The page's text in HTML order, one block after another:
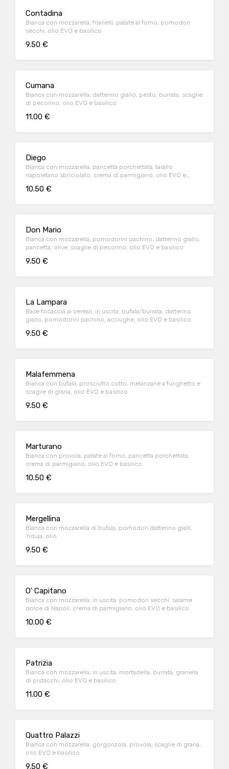
Contadina
Bianca con mozzarella, friarielli, patate al forno, pomodori
secchi, olio EVO e basilico
9.50 €
Cumana
Bianca con mozzarella, datterino giallo, pesto, burrata, scaglie
di pecorino, olio EVO e basilico
11.00 €
Diego
Bianca con mozzarella, pancetta porchettata, tarallo
napoletano sbriciolato, crema di parmigiano, olio EVO e
10.50 €
Don Mario
Bianca con mozzarella, pomodorini pachino, datterino giallo,
pancetta, olive, scaglie di pecorino, olio EVO e basilico
9.50 €
La Lampara
Base focaccia ai cereali; in uscita: bufala/burrata, datterino
giallo, pomodorini pachino, acciughe, olio EVO e basilico
9.50 €
Malafemmena
Bianca con bufala, prosciutto cotto, melanzane a funghetto e
scaglie di grana, olio EVO e basilico
9.50 €
Marturano
Bianca con provola, patate al forno, pancetta porchettata,
crema di parmigiano, olio EVO e basilico
10.50 €
Mergellina
Bianca con mozzarella di bufala, pomodori datterino gialli,
'nduja, olio
9.50 €
O' Capitano
Bianca con mozzarella; in uscita: pomodori secchi, salame
dolce di Napoli, crema di parmigiano, olio EVO e basilico
10.00 €
Patrizia
Bianca con mozzarella; in uscita: mortadella, burrata, granella
di pistacchi, olio EVO e basilico
11.00 €
Quattro Palazzi
Bianca con mozzarella, gorgonzola, provola, scaglie di grana,
olio EVO e basilico
9.50 €